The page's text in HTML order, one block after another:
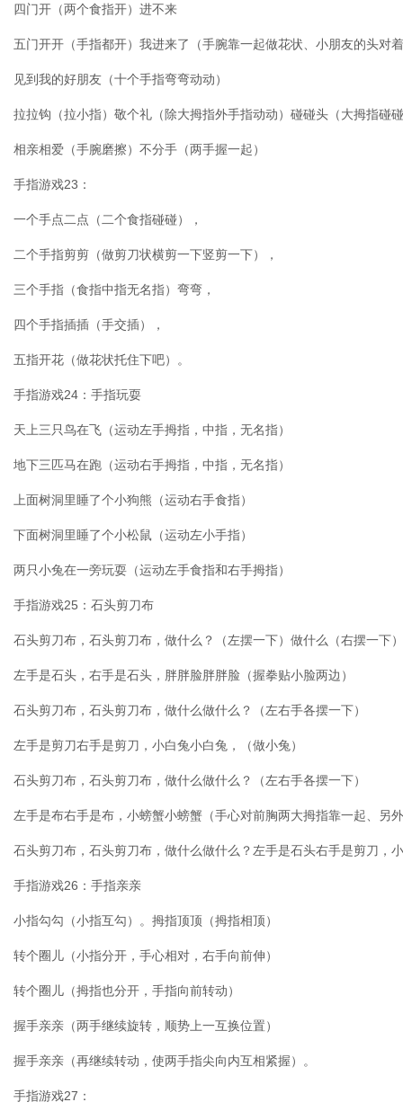
四门开（两个食指开）进不来
五门开开（手指都开）我进来了（手腕靠一起做花状、小朋友的头对
见到我的好朋友（十个手指弯弯动动）
拉拉钩（拉小指）敬个礼（除大拇指外手指动动）碰碰头（大拇指碰
相亲相爱（手腕磨擦）不分手（两手握一起）
手指游戏23：
一个手点二点（二个食指碰碰），
二个手指剪剪（做剪刀状横剪一下竖剪一下），
三个手指（食指中指无名指）弯弯，
四个手指插插（手交插），
五指开花（做花状托住下吧）。
手指游戏24：手指玩耍
天上三只鸟在飞（运动左手拇指，中指，无名指）
地下三匹马在跑（运动右手拇指，中指，无名指）
上面树洞里睡了个小狗熊（运动右手食指）
下面树洞里睡了个小松鼠（运动左小手指）
两只小兔在一旁玩耍（运动左手食指和右手拇指）
手指游戏25：石头剪刀布
石头剪刀布，石头剪刀布，做什么？（左摆一下）做什么（右摆一下）
左手是石头，右手是石头，胖胖脸胖胖脸（握拳贴小脸两边）
石头剪刀布，石头剪刀布，做什么做什么？（左右手各摆一下）
左手是剪刀右手是剪刀，小白兔小白兔，（做小兔）
石头剪刀布，石头剪刀布，做什么做什么？（左右手各摆一下）
左手是布右手是布，小螃蟹小螃蟹（手心对前胸两大拇指靠一起、另
石头剪刀布，石头剪刀布，做什么做什么？左手是石头右手是剪刀，
手指游戏26：手指亲亲
小指勾勾（小指互勾）。拇指顶顶（拇指相顶）
转个圈儿（小指分开，手心相对，右手向前伸）
转个圈儿（拇指也分开，手指向前转动）
握手亲亲（两手继续旋转，顺势上一互换位置）
握手亲亲（再继续转动，使两手指尖向内互相紧握）。
手指游戏27：